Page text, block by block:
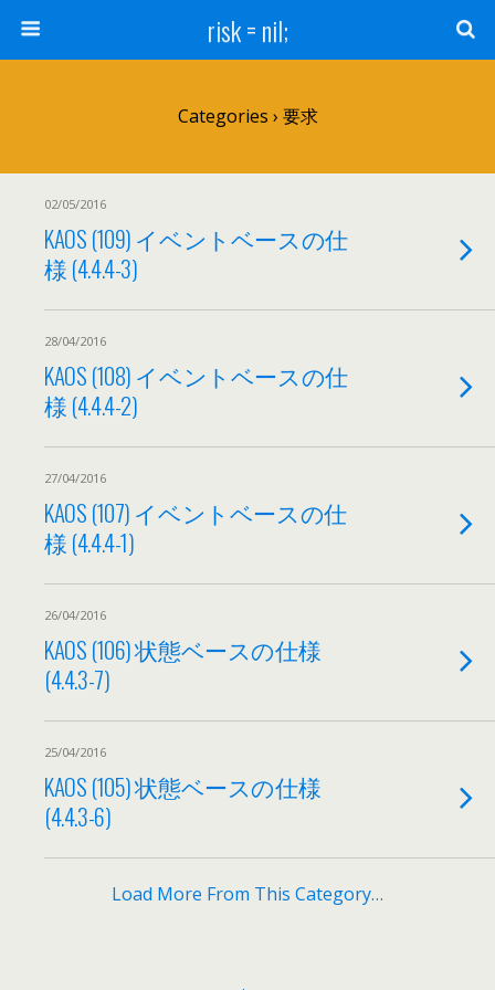
risk = nil;
Categories › 要求
02/05/2016
KAOS (109) イベントベースの仕
様 (4.4.4-3)
28/04/2016
KAOS (108) イベントベースの仕
様 (4.4.4-2)
27/04/2016
KAOS (107) イベントベースの仕
様 (4.4.4-1)
26/04/2016
KAOS (106) 状態ベースの仕様
(4.4.3-7)
25/04/2016
KAOS (105) 状態ベースの仕様
(4.4.3-6)
Load More From This Category…